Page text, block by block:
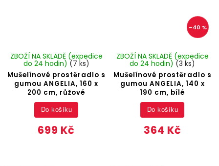
Mušelínové prostěradlo s
gumou ANGELIA, 160 x
200 cm, růžové
ZBOŽÍ NA SKLADĚ (expedice
do 24 hodin) (7 ks)
699 Kč
Do košíku
–40 %
Mušelínové prostěradlo s
gumou ANGELIA, 140 x
190 cm, bílé
ZBOŽÍ NA SKLADĚ (expedice
do 24 hodin) (3 ks)
364 Kč
Do košíku